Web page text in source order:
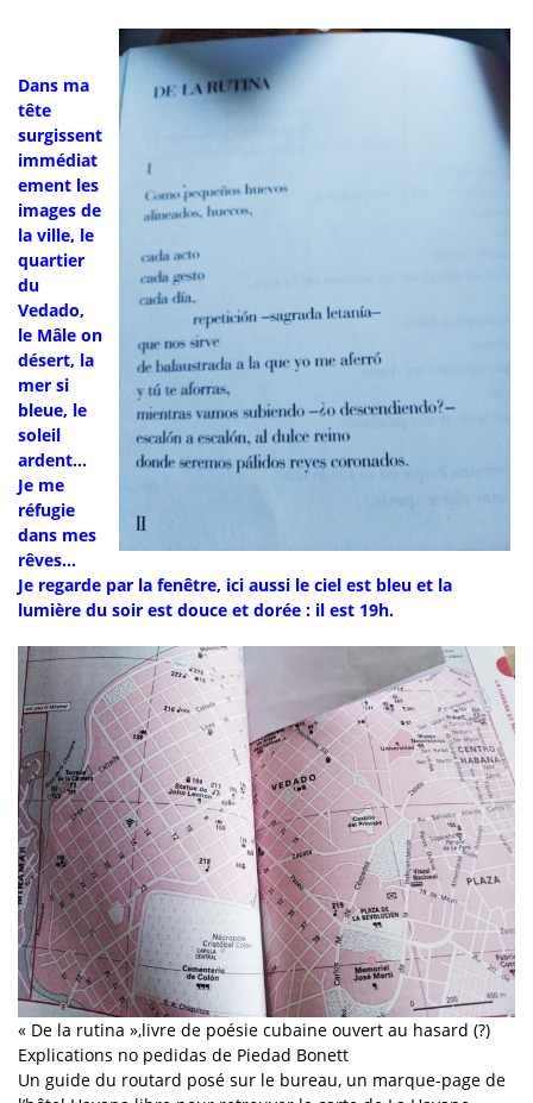
Dans ma
tête
surgissent
immédiat
ement les
images de
la ville, le
quartier
du
Vedado,
le Mâle on
désert, la
mer si
bleue, le
soleil
ardent…
Je me
réfugie
dans mes
rêves…
Je regarde par la fenêtre, ici aussi le ciel est bleu et la
lumière du soir est douce et dorée : il est 19h.
« De la rutina »,livre de poésie cubaine ouvert au hasard (?)
Explications no pedidas de Piedad Bonett
Un guide du routard posé sur le bureau, un marque-page de